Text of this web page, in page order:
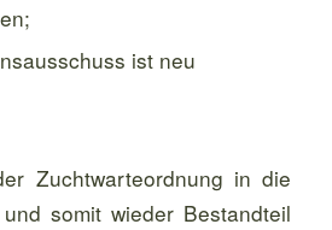
ist neu
Zuchtwarteordnung in die
somit wieder Bestandteil